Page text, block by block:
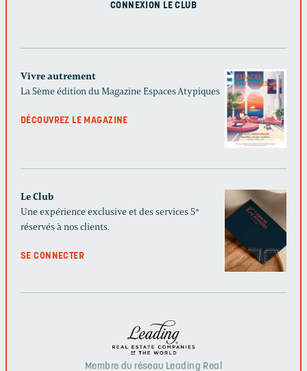
CONNEXION LE CLUB
Vivre autrement
La 5ème édition du Magazine Espaces Atypiques
DÉCOUVREZ LE MAGAZINE
Le Club
Une expérience exclusive et des services 5*
réservés à nos clients.
SE CONNECTER
Membre du réseau Leading Real